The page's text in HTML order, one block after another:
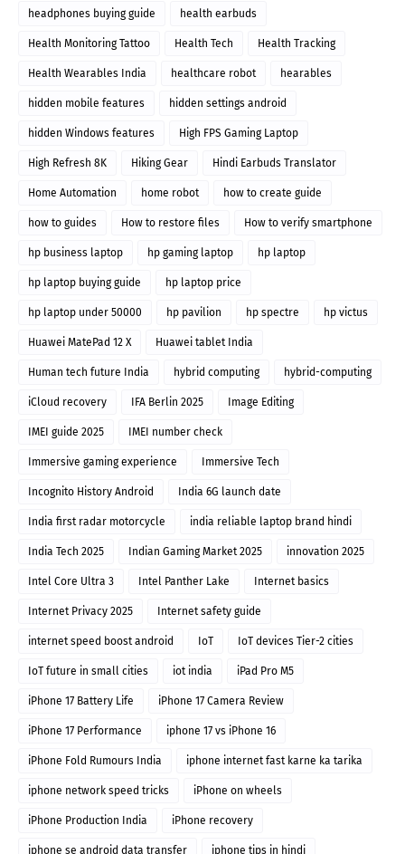
headphones buying guide health earbuds
Health Monitoring Tattoo Health Tech Health Tracking
Health Wearables India healthcare robot hearables
hidden mobile features hidden settings android
hidden Windows features High FPS Gaming Laptop
High Refresh 8K Hiking Gear Hindi Earbuds Translator
Home Automation home robot how to create guide
how to guides How to restore files How to verify smartphone
hp business laptop hp gaming laptop hp laptop
hp laptop buying guide hp laptop price
hp laptop under 50000 hp pavilion hp spectre hp victus
Huawei MatePad 12 X Huawei tablet India
Human tech future India hybrid computing hybrid-computing
iCloud recovery IFA Berlin 2025 Image Editing
IMEI guide 2025 IMEI number check
Immersive gaming experience Immersive Tech
Incognito History Android India 6G launch date
India first radar motorcycle india reliable laptop brand hindi
India Tech 2025 Indian Gaming Market 2025 innovation 2025
Intel Core Ultra 3 Intel Panther Lake Internet basics
Internet Privacy 2025 Internet safety guide
internet speed boost android IoT IoT devices Tier-2 cities
IoT future in small cities iot india iPad Pro M5
iPhone 17 Battery Life iPhone 17 Camera Review
iPhone 17 Performance iphone 17 vs iPhone 16
iPhone Fold Rumours India iphone internet fast karne ka tarika
iphone network speed tricks iPhone on wheels
iPhone Production India iPhone recovery
iphone se android data transfer iphone tips in hindi